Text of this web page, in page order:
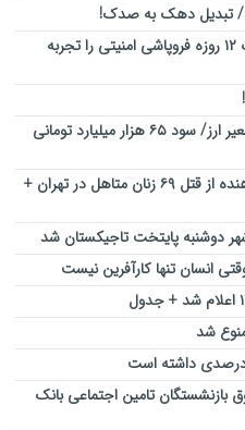
/ تبدیل دهک به صدک!
سردار نایینی: صهیونیست‌ها در جنگ ۱۲ روزه فروپاشی امنیتی را تجربه
واکنش بازار سرمایه به نرخ جدید تسعیر ارز/ سود ۶۵ هزار میلیارد تومانی
قتل با چاشنی خیانت؛ روایتی تکان‌دهنده از قتل ۶۹ زنان متاهل در تهران +
دوشنبه پایتخت تاجیکستان شد
انسان تنها کارآفرین نیست
شد
تامین اجتماعی بانک